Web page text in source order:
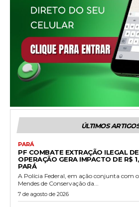
ÚLTIMOS
PARÁ
PF COMBATE EXTRAÇÃO ILEGAL
OPERAÇÃO GERA IMPACTO DE R$
PARÁ
A Polícia Federal, em ação conjunta com
Mendes de Conservação da...
7 de agosto de 2026